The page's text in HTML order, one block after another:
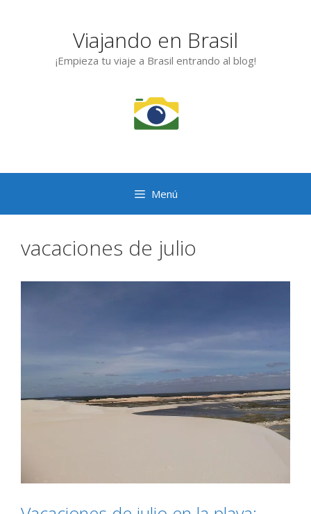
Viajando en Brasil
¡Empieza tu viaje a Brasil entrando al blog!
Menú
vacaciones de julio